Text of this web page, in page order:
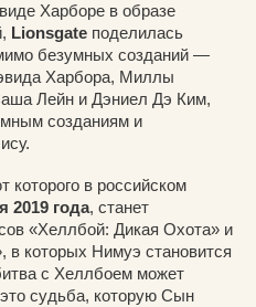
Харборе в образе
Lionsgate поделилась
безумных созданий —
Харбора, Миллы
Лейн и Дэниел Дэ Ким,
созданиям и
которого в российском
2019 года, станет
«Хеллбой: Дикая Охота» и
которых Нимуэ становится
с Хеллбоем может
судьба, которую Сын